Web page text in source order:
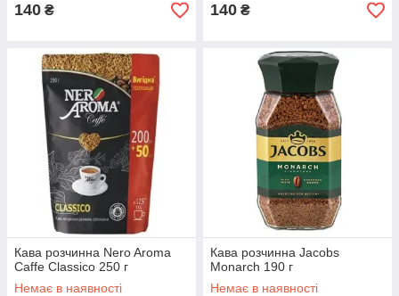
140 ₴ 140 ₴
Кава розчинна Nero Aroma
Caffe Classico 250 г
Немає в наявності
Кава розчинна Jacobs
Monarch 190 г
Немає в наявності